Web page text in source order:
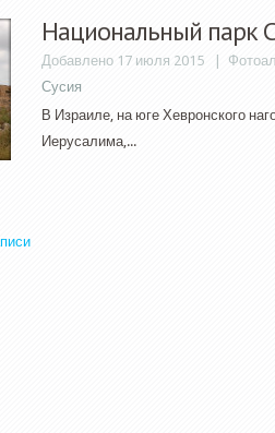
Национальный парк
Добавлено 17 июля 2015 |
Сусия
В Израиле, на юге Хевронского
Иерусалима,...